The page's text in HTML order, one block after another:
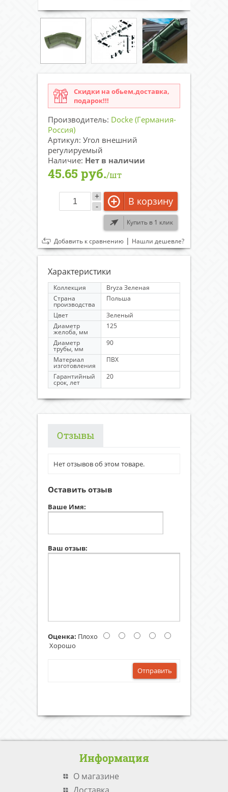
Скидки на обьем,доставка,
подарок!!!
Производитель: Docke (Германия-
Россия)
Артикул: Угол внешний
регулируемый
Наличие: Нет в наличии
45.65 руб./шт
-
+ В корзину
Купить в 1 клик
Добавить к сравнению | Нашли дешевле?
Характеристики
Коллекция
Bryza Зеленая
Страна
производства
Польша
Цвет
Зеленый
Диаметр
желоба, мм
125
Диаметр
трубы, мм
90
Материал
изготовления
ПВХ
Гарантийный
срок, лет
20
Отзывы
Нет отзывов об этом товаре.
Оставить отзыв
Ваше Имя:
Ваш отзыв:
Оценка: Плохо
Хорошо
Отправить
Информация
О магазине